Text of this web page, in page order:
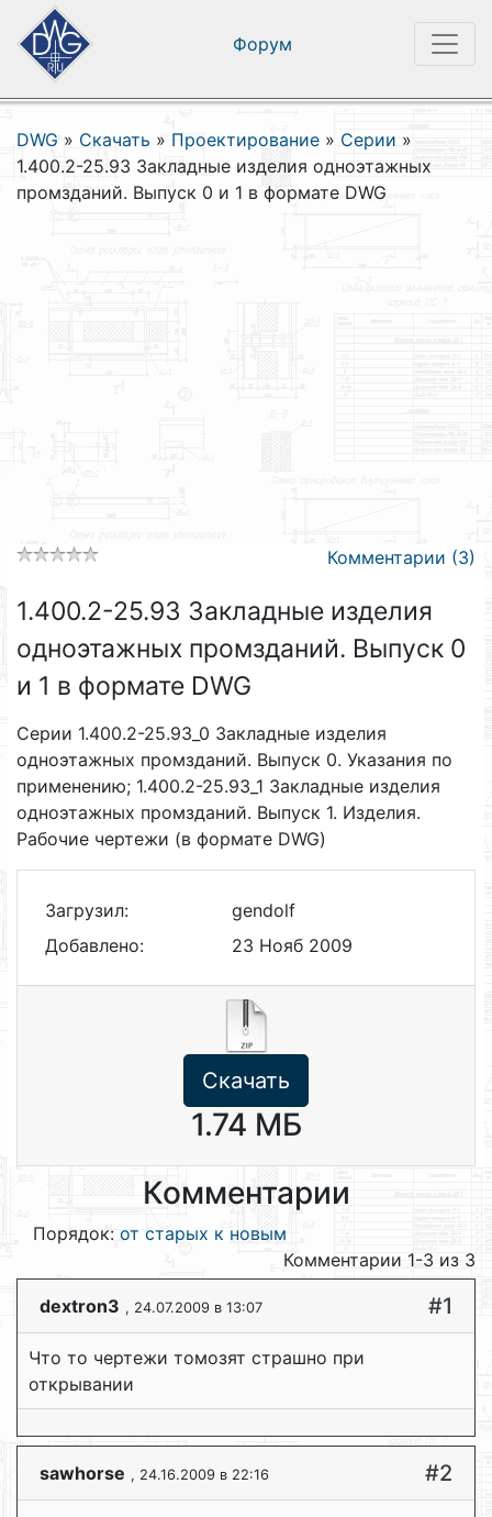
Форум
DWG » Скачать » Проектирование » Серии »
1.400.2-25.93 Закладные изделия одноэтажных
промзданий. Выпуск 0 и 1 в формате DWG
Комментарии (3)
1.400.2-25.93 Закладные изделия
одноэтажных промзданий. Выпуск 0
и 1 в формате DWG
Серии 1.400.2-25.93_0 Закладные изделия
одноэтажных промзданий. Выпуск 0. Указания по
применению; 1.400.2-25.93_1 Закладные изделия
одноэтажных промзданий. Выпуск 1. Изделия.
Рабочие чертежи (в формате DWG)
Загрузил:
gendolf
Добавлено:
23 Нояб 2009
Скачать
1.74 МБ
Комментарии
Порядок: от старых к новым
Комментарии 1-3 из 3
dextron3 , 24.07.2009 в 13:07 #1
Что то чертежи томозят страшно при
открывании
sawhorse , 24.16.2009 в 22:16 #2